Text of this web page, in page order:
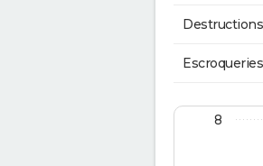
8